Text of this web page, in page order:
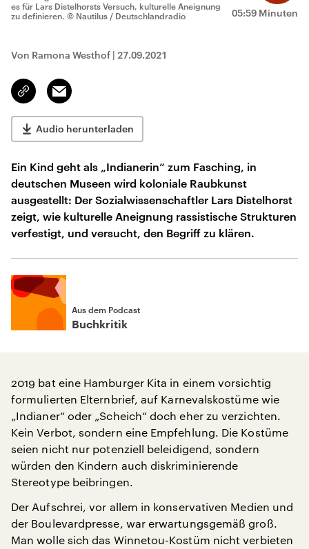
05:59 Minuten
es für Lars Distelhorsts Versuch, kulturelle Aneignung
zu definieren. © Nautilus / Deutschlandradio
Von Ramona Westhof | 27.09.2021
Link
kopieren/teilen
Email
Audio herunterladen
Ein Kind geht als „Indianerin“ zum Fasching, in
deutschen Museen wird koloniale Raubkunst
ausgestellt: Der Sozialwissenschaftler Lars Distelhorst
zeigt, wie kulturelle Aneignung rassistische Strukturen
verfestigt, und versucht, den Begriff zu klären.
Aus dem Podcast
Buchkritik
2019 bat eine Hamburger Kita in einem vorsichtig
formulierten Elternbrief, auf Karnevalskostüme wie
„Indianer“ oder „Scheich“ doch eher zu verzichten.
Kein Verbot, sondern eine Empfehlung. Die Kostüme
seien nicht nur potenziell beleidigend, sondern
würden den Kindern auch diskriminierende
Stereotype beibringen.
Der Aufschrei, vor allem in konservativen Medien und
der Boulevardpresse, war erwartungsgemäß groß.
Man wolle sich das Winnetou-Kostüm nicht verbieten